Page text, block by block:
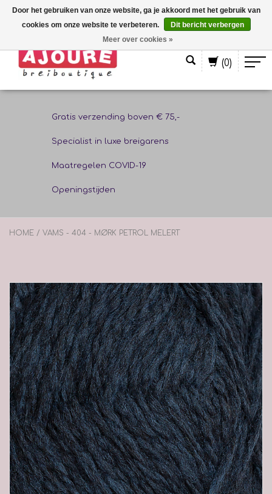
(0)
Gratis verzending boven € 75,-
Specialist in luxe breigarens
Maatregelen COVID-19
Openingstijden
HOME / VAMS - 404 - MØRK PETROL MELERT
Door het gebruiken van onze website, ga je akkoord met het gebruik van
cookies om onze website te verbeteren.
Dit bericht verbergen
Meer over cookies »